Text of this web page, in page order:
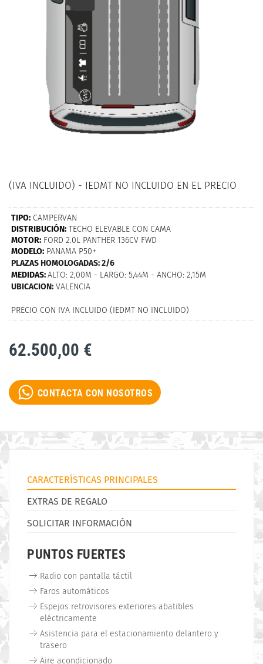
(IVA INCLUIDO) - IEDMT NO INCLUIDO EN EL PRECIO
TIPO: CAMPERVAN
DISTRIBUCIÓN: TECHO ELEVABLE CON CAMA
MOTOR: FORD 2.0L PANTHER 136CV FWD
MODELO: PANAMA P50+
PLAZAS HOMOLOGADAS: 2/6
MEDIDAS:ALTO: 2,00M - LARGO: 5,44M - ANCHO: 2,15M
UBICACION: VALENCIA
PRECIO CON IVA INCLUIDO (IEDMT NO INCLUIDO)
62.500,00 €
CONTACTA CON NOSOTROS
CARACTERÍSTICAS PRINCIPALES
EXTRAS DE REGALO
SOLICITAR INFORMACIÓN
PUNTOS FUERTES
Radio con pantalla táctil
Faros automáticos
Espejos retrovisores exteriores abatibles
eléctricamente
Asistencia para el estacionamiento delantero y
trasero
Aire acondicionado